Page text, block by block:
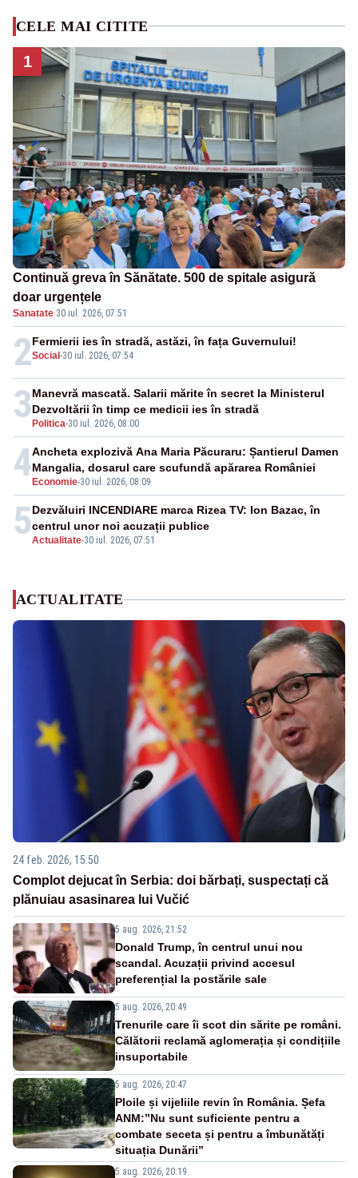
CELE MAI CITITE
1
Continuă greva în Sănătate. 500 de spitale asigură
doar urgențele
Sanatate·30 iul. 2026, 07:51
2Social -30 iul. 2026, 07:54
Fermierii ies în stradă, astăzi, în fața Guvernului!
3 Politica-30 iul. 2026, 08:00
Manevră mascată. Salarii mărite în secret la Ministerul
Dezvoltării în timp ce medicii ies în stradă
4 Economie-30 iul. 2026, 08:09
Ancheta explozivă Ana Maria Păcuraru: Șantierul Damen
Mangalia, dosarul care scufundă apărarea României
5Actualitate-30 iul. 2026, 07:51
Dezvăluiri INCENDIARE marca Rizea TV: Ion Bazac, în
centrul unor noi acuzații publice
ACTUALITATE
24 feb. 2026, 15:50
Complot dejucat în Serbia: doi bărbați, suspectați că
plănuiau asasinarea lui Vučić
5 aug. 2026, 21:52
Donald Trump, în centrul unui nou
scandal. Acuzații privind accesul
preferențial la postările sale
5 aug. 2026, 20:49
Trenurile care îi scot din sărite pe români.
Călătorii reclamă aglomerația și condițiile
insuportabile
5 aug. 2026, 20:47
Ploile și vijeliile revin în România. Șefa
ANM:”Nu sunt suficiente pentru a
combate seceta și pentru a îmbunătăți
situația Dunării”
5 aug. 2026, 20:19